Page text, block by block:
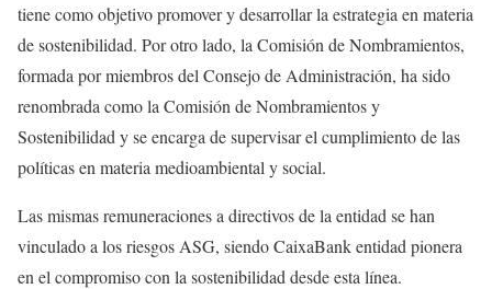
tiene como objetivo promover y desarrollar la estrategia en materia
de sostenibilidad. Por otro lado, la Comisión de Nombramientos,
formada por miembros del Consejo de Administración, ha sido
renombrada como la Comisión de Nombramientos y
Sostenibilidad y se encarga de supervisar el cumplimiento de las
políticas en materia medioambiental y social.
Las mismas remuneraciones a directivos de la entidad se han
vinculado a los riesgos ASG, siendo CaixaBank entidad pionera
en el compromiso con la sostenibilidad desde esta línea.